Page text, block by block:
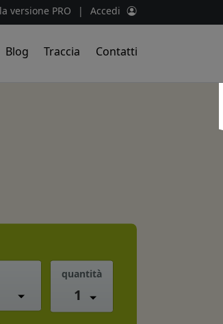
versione PRO | Accedi
Blog Traccia Contatti
quantità
1